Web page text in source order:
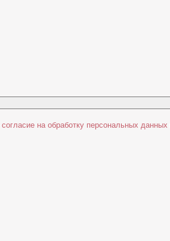
согласие на обработку персональных данных